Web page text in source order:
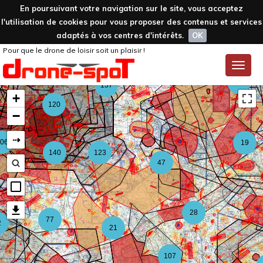
En poursuivant votre navigation sur le site, vous acceptez
l'utilisation de cookies pour vous proposer des contenus et services
adaptés à vos centres d'intérêts.
OK
Toggle
Pour que le drone de loisir soit un plaisir !
107
77
123
157
47
28
19
21
140
120
+
−
⇢